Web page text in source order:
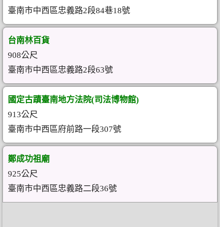
臺南市中西區忠義路2段84巷18號
台南林百貨
908公尺
臺南市中西區忠義路2段63號
國定古蹟臺南地方法院(司法博物館)
913公尺
臺南市中西區府前路一段307號
鄭成功祖廟
925公尺
臺南市中西區忠義路二段36號